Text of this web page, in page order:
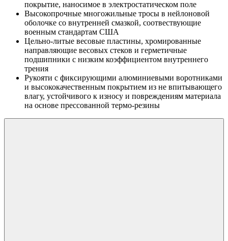
покрытие, наносимое в электростатическом поле
Высокопрочные многожильные тросы в нейлоновой
оболочке со внутренней смазкой, соотвествующие
военным стандартам США
Цельно-литые весовые пластины, хромированные
направляющие весовых стеков и герметичные
подшипники с низким коэффициентом внутреннего
трения
Рукояти с фиксирующими алюминиевыми воротниками
и высококачественным покрытием из не впитывающего
влагу, устойчивого к износу и повреждениям материала
на основе прессованной термо-резины